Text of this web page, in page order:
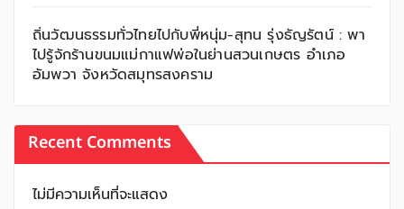
ถิ่นวัฒนธรรมทั่วไทยไปกับพี่หนุ่ม-สุทน รุ่งธัญรัตน์ : พา
ไปรู้จักร้านขนมแม่กาแฟพ่อในย่านสวนเกษตร อำเภอ
อัมพวา จังหวัดสมุทรสงคราม
Recent Comments
ไม่มีความเห็นที่จะแสดง